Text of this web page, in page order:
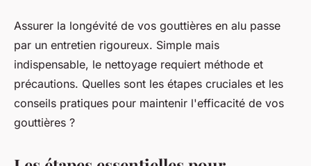
Gouttière en alu : comment
l'entretenir ?
Damien•10 avril 2024• 3 min de lecture
Assurer la longévité de vos gouttières en alu passe
par un entretien rigoureux. Simple mais
indispensable, le nettoyage requiert méthode et
précautions. Quelles sont les étapes cruciales et les
conseils pratiques pour maintenir l'efficacité de vos
gouttières ?